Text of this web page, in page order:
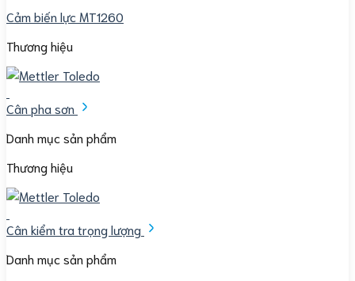
Cảm biến lực MT1260
Thương hiệu
Cân pha sơn
Danh mục sản phẩm
Thương hiệu
Cân kiểm tra trọng lượng
Danh mục sản phẩm